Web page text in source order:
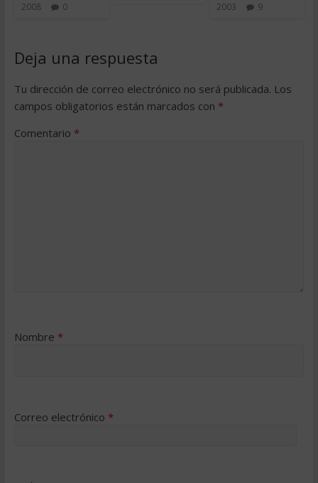
2008
0
2003
9
Deja una respuesta
Tu dirección de correo electrónico no será publicada. Los
campos obligatorios están marcados con *
Comentario *
Nombre *
Correo electrónico *